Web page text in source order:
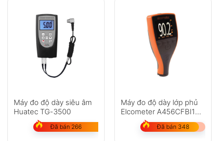
Máy đo độ dày siêu âm
Huatec TG-3500
Đã bán 266
Máy đo độ dày lớp phủ
Elcometer A456CFBI1
(0-1500?m)
Đã bán 348